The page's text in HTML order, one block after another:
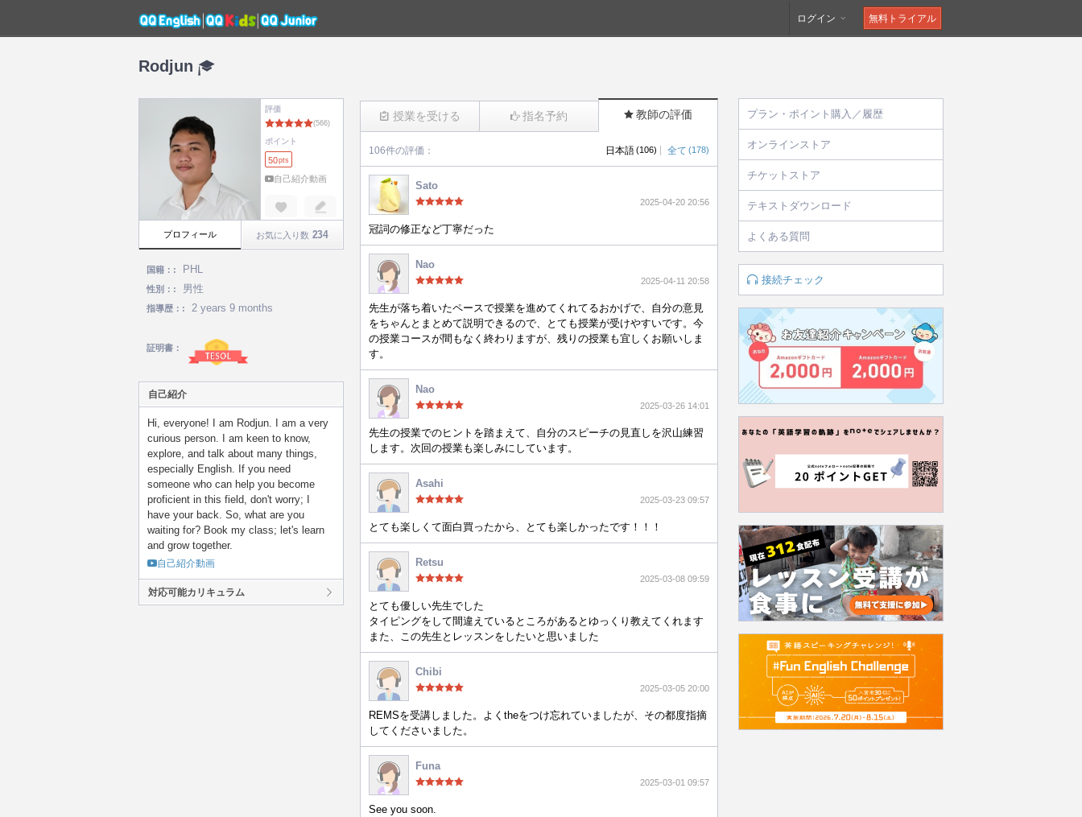
ログイン 無料トライアル
Rodjun
評価
(566)
ポイント
50pts
自己紹介動画
プロフィール お気に入り数 234
国籍：: PHL
性別：: 男性
指導歴：: 2 years 9 months
証明書：
自己紹介
Hi, everyone! I am Rodjun. I am a very
curious person. I am keen to know,
explore, and talk about many things,
especially English. If you need
someone who can help you become
proficient in this field, don't worry; I
have your back. So, what are you
waiting for? Book my class; let's learn
and grow together.
自己紹介動画
対応可能カリキュラム
授業を受ける 指名予約 教師の評価
106件の評価： 日本語(106) | 全て (178)
Sato
2025-04-20 20:56
冠詞の修正など丁寧だった
Nao
2025-04-11 20:58
先生が落ち着いたペースで授業を進めてくれてるおかげで、自分の意見
をちゃんとまとめて説明できるので、とても授業が受けやすいです。今
の授業コースが間もなく終わりますが、残りの授業も宜しくお願いしま
す。
Nao
2025-03-26 14:01
先生の授業でのヒントを踏まえて、自分のスピーチの見直しを沢山練習
します。次回の授業も楽しみにしています。
Asahi
2025-03-23 09:57
とても楽しくて面白買ったから、とても楽しかったです！！！
Retsu
2025-03-08 09:59
とても優しい先生でした
タイピングをして間違えているところがあるとゆっくり教えてくれます
また、この先生とレッスンをしたいと思いました
Chibi
2025-03-05 20:00
REMSを受講しました。よくtheをつけ忘れていましたが、その都度指摘
してくださいました。
Funa
2025-03-01 09:57
See you soon.
プラン・ポイント購入／履歴
オンラインストア
チケットストア
テキストダウンロード
よくある質問
接続チェック